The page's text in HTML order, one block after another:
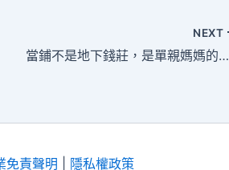
NEXT
當鋪不是地下錢莊，是單親媽媽的臨時避風港：從「救急不救窮」看社會安全網的溫暖力量
免責聲明 隱私權政策